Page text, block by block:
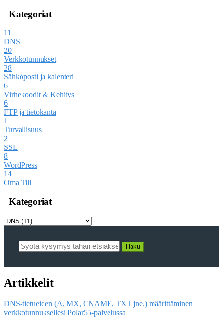
Kategoriat
11
DNS
20
Verkkotunnukset
28
Sähköposti ja kalenteri
6
Virhekoodit & Kehitys
6
FTP ja tietokanta
1
Turvallisuus
2
SSL
8
WordPress
14
Oma Tili
Kategoriat
Artikkelit
DNS-tietueiden (A, MX, CNAME, TXT jne.) määrittäminen
verkkotunnuksellesi Polar55-palvelussa